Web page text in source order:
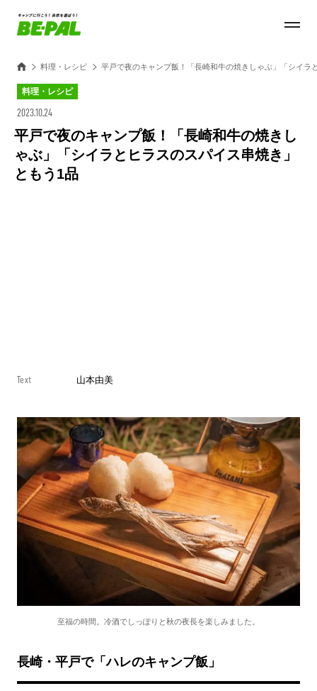
料理・レシピ 平戸で夜のキャンプ飯！「長崎和牛の焼きしゃぶ」「シイラ
料理・レシピ
2023.10.24
平戸で夜のキャンプ飯！「長崎和牛の焼きし
ゃぶ」「シイラとヒラスのスパイス串焼き」
ともう1品
Text 山本由美
至福の時間。冷酒でしっぽりと秋の夜長を楽しみました。
長崎・平戸で「ハレのキャンプ飯」